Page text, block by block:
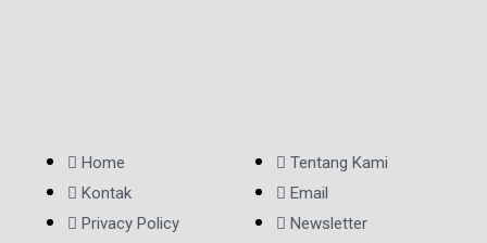
Home
Kontak
Privacy Policy
Tentang Kami
Email
Newsletter